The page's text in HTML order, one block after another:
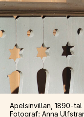
Apelsinvillan, 1890-
Fotograf: Anna